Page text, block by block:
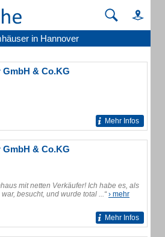
in Hannover
& Co.KG
Mehr Infos
& Co.KG
mit netten Verkäufer! Ich habe es, als
besucht, und wurde total ...“› mehr
Mehr Infos